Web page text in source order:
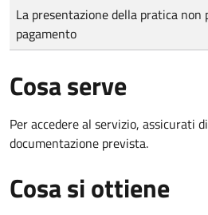
Tipo di pagamento
Importo
La presentazione della pratica non
pagamento
Cosa serve
Per accedere al servizio, assicurati
documentazione prevista.
Cosa si ottiene